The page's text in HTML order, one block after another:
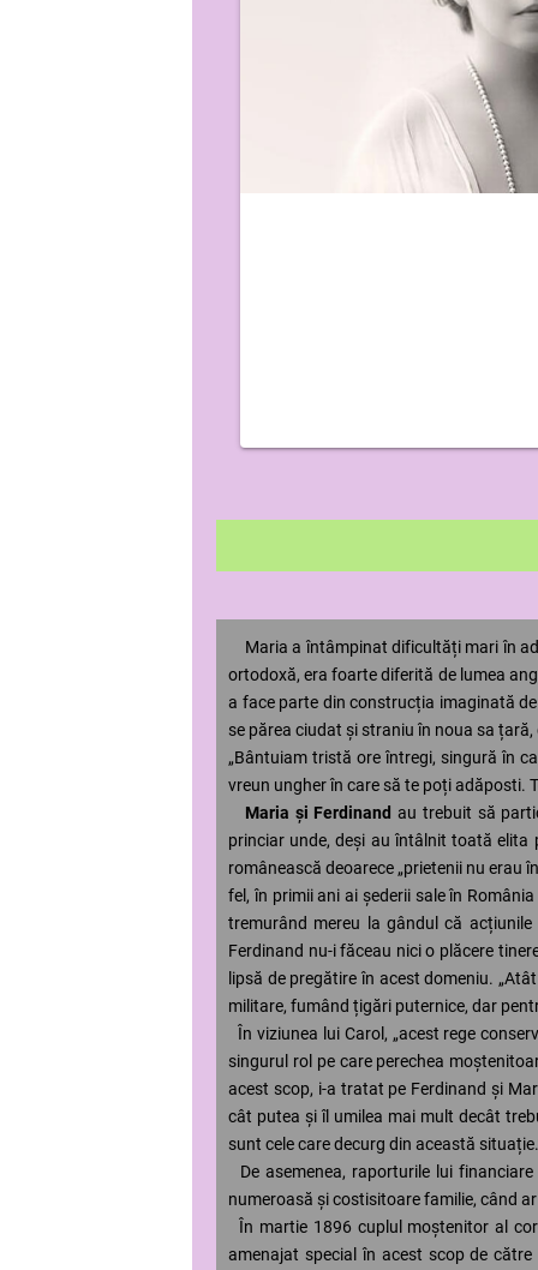
Maria a întâmpinat dificultăți mari în
ortodoxă, era foarte diferită de lumea
a face parte din construcția imaginată
se părea ciudat și straniu în noua sa
„Bântuiam tristă ore întregi, singură în
vreun ungher în care să te poți adăposti.
Maria și Ferdinand au trebuit să
princiar unde, deși au întâlnit toată elita
românească deoarece „prietenii nu erau
fel, în primii ani ai șederii sale în
tremurând mereu la gândul că
Ferdinand nu-i făceau nici o plăcere
lipsă de pregătire în acest domeniu.
militare, fumând țigări puternice, dar
În viziunea lui Carol, „acest rege
singurul rol pe care perechea
acest scop, i-a tratat pe Ferdinand și
cât putea și îl umilea mai mult decât
sunt cele care decurg din această
De asemenea, raporturile lui
numeroasă și costisitoare familie, când
În martie 1896 cuplul moștenitor al
amenajat special în acest scop de către